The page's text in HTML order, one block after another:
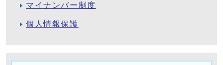
マイナンバー制度
個人情報保護